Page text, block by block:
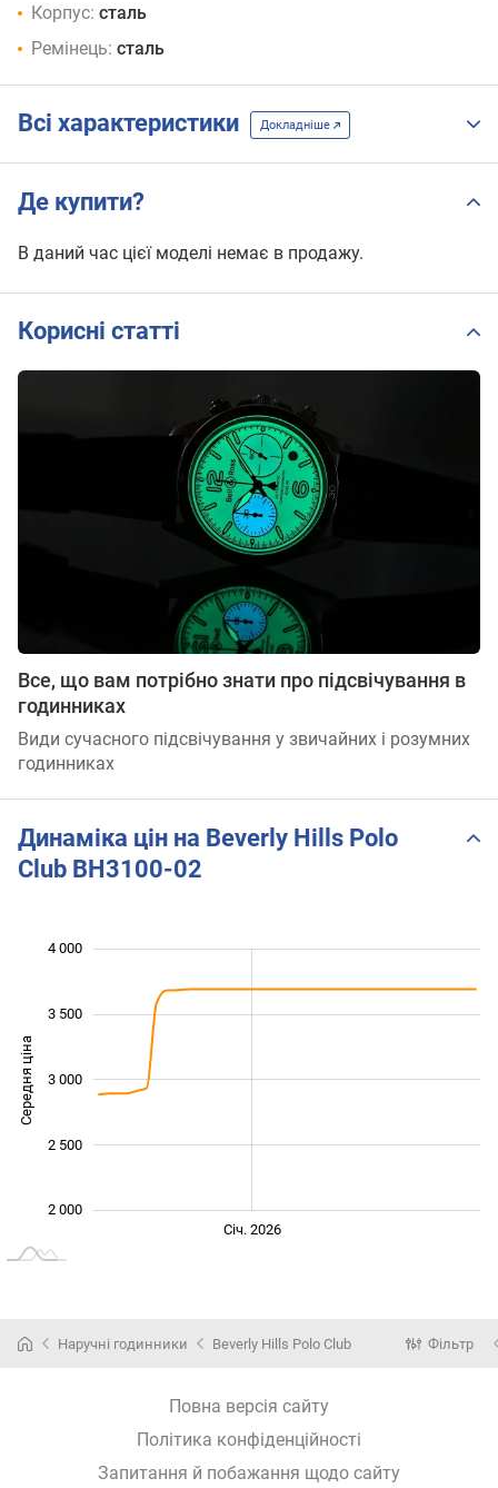
Корпус: сталь
Ремінець: сталь
Всі характеристики Докладніше
Де купити?
В даний час цієї моделі немає в продажу.
Корисні статті
Все, що вам потрібно знати про підсвічування в
годинниках
Види сучасного підсвічування у звичайних і розумних
годинниках
Динаміка цін на Beverly Hills Polo
Club BH3100-02
Середня ціна 2 400
2 000
3 000
4 000
3 500
2 500
Січ. 2026
Наручні годинники Beverly Hills Polo Club Фільтр
Повна версія сайту
Політика конфіденційності
Запитання й побажання щодо сайту